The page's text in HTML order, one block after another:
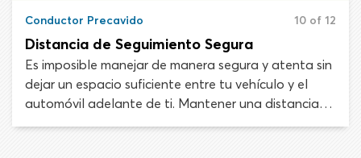
Conductor Precavido 10 of 12
Distancia de Seguimiento Segura
Es imposible manejar de manera segura y atenta sin
dejar un espacio suficiente entre tu vehículo y el
automóvil adelante de ti. Mantener una distancia
de seguimiento adecuada es crucial para maximizar